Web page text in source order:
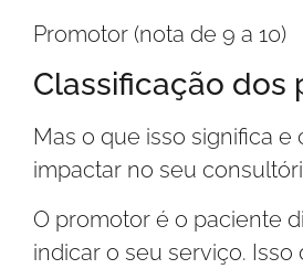
Promotor (nota de 9 a 10)
Classificação dos
Mas o que isso significa e
impactar no seu
O promotor é o paciente
indicar o seu serviço.